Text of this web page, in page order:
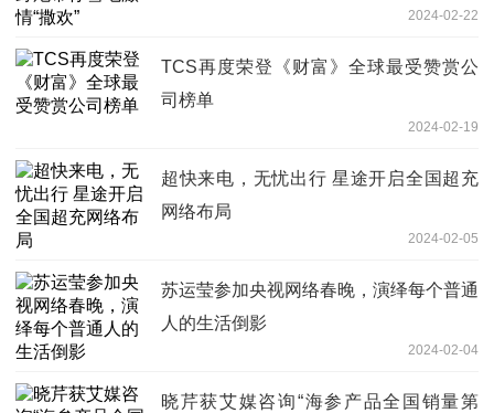
2024-02-22
TCS再度荣登《财富》全球最受赞赏公
司榜单
2024-02-19
超快来电，无忧出行 星途开启全国超充
网络布局
2024-02-05
苏运莹参加央视网络春晚，演绎每个普通
人的生活倒影
2024-02-04
晓芹获艾媒咨询“海参产品全国销量第